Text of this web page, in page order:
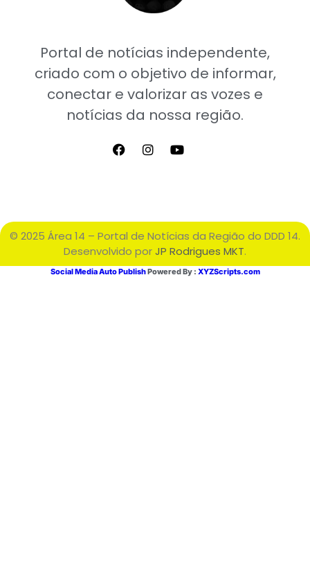
Portal de notícias independente,
criado com o objetivo de informar,
conectar e valorizar as vozes e
notícias da nossa região.
© 2025 Área 14 – Portal de Notícias da Região do DDD 14.
Desenvolvido porJP Rodrigues MKT.
Social Media Auto PublishPowered By : XYZScripts.com